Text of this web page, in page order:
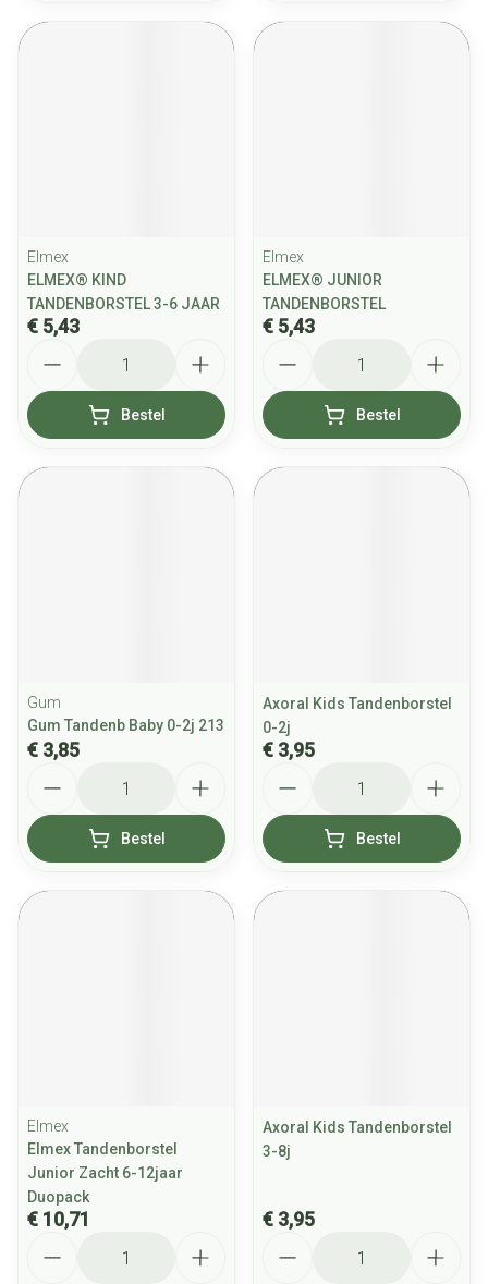
Elmex
ELMEX® KIND
TANDENBORSTEL 3-6 JAAR
€ 5,43
Bestel
Elmex
ELMEX® JUNIOR
TANDENBORSTEL
€ 5,43
Bestel
Gum
Gum Tandenb Baby 0-2j 213
€ 3,85
Bestel
Axoral Kids Tandenborstel
0-2j
€ 3,95
Bestel
Elmex
Elmex Tandenborstel
Junior Zacht 6-12jaar
Duopack
€ 10,71
Axoral Kids Tandenborstel
3-8j
€ 3,95